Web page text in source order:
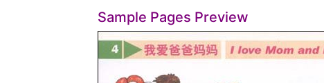
Sample Pages Preview